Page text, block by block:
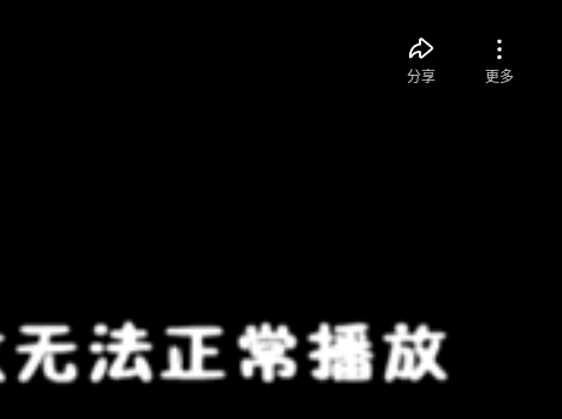
分享 更多